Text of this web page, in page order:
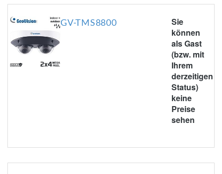
GV-TMS8800
Sie
können
als Gast
(bzw. mit
Ihrem
derzeitigen
Status)
keine
Preise
sehen